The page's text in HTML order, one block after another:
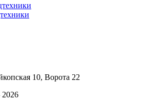
10, Ворота 22
2026